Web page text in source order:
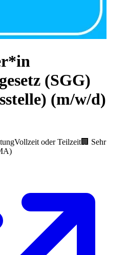
(SGG)
(m/w/d)
Vollzeit oder Teilzeit🏢 Sehr